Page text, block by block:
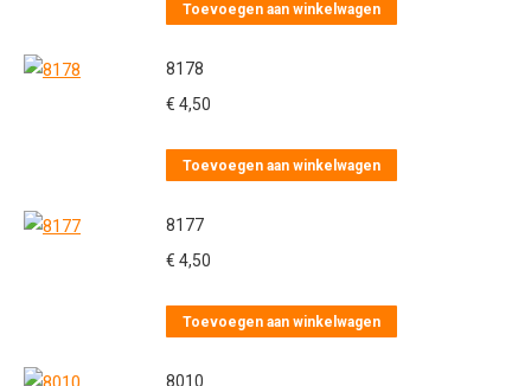
Toevoegen aan winkelwagen
8178
€ 4,50
Toevoegen aan winkelwagen
8177
€ 4,50
Toevoegen aan winkelwagen
8010